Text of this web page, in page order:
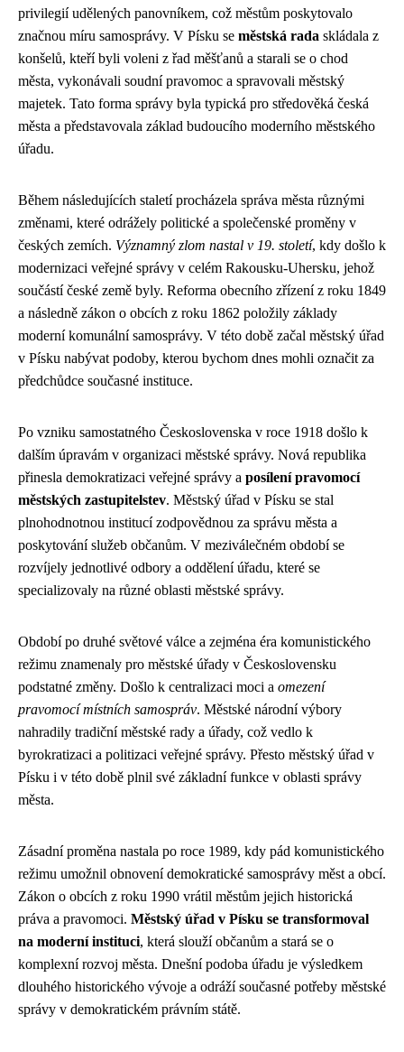
privilegií udělených panovníkem, což městům poskytovalo
značnou míru samosprávy. V Písku se městská rada skládala z
konšelů, kteří byli voleni z řad měšťanů a starali se o chod
města, vykonávali soudní pravomoc a spravovali městský
majetek. Tato forma správy byla typická pro středověká česká
města a představovala základ budoucího moderního městského
úřadu.
Během následujících staletí procházela správa města různými
změnami, které odrážely politické a společenské proměny v
českých zemích. Významný zlom nastal v 19. století, kdy došlo k
modernizaci veřejné správy v celém Rakousku-Uhersku, jehož
součástí české země byly. Reforma obecního zřízení z roku 1849
a následně zákon o obcích z roku 1862 položily základy
moderní komunální samosprávy. V této době začal městský úřad
v Písku nabývat podoby, kterou bychom dnes mohli označit za
předchůdce současné instituce.
Po vzniku samostatného Československa v roce 1918 došlo k
dalším úpravám v organizaci městské správy. Nová republika
přinesla demokratizaci veřejné správy a posílení pravomocí
městských zastupitelstev. Městský úřad v Písku se stal
plnohodnotnou institucí zodpovědnou za správu města a
poskytování služeb občanům. V meziválečném období se
rozvíjely jednotlivé odbory a oddělení úřadu, které se
specializovaly na různé oblasti městské správy.
Období po druhé světové válce a zejména éra komunistického
režimu znamenaly pro městské úřady v Československu
podstatné změny. Došlo k centralizaci moci a omezení
pravomocí místních samospráv. Městské národní výbory
nahradily tradiční městské rady a úřady, což vedlo k
byrokratizaci a politizaci veřejné správy. Přesto městský úřad v
Písku i v této době plnil své základní funkce v oblasti správy
města.
Zásadní proměna nastala po roce 1989, kdy pád komunistického
režimu umožnil obnovení demokratické samosprávy měst a obcí.
Zákon o obcích z roku 1990 vrátil městům jejich historická
práva a pravomoci. Městský úřad v Písku se transformoval
na moderní instituci, která slouží občanům a stará se o
komplexní rozvoj města. Dnešní podoba úřadu je výsledkem
dlouhého historického vývoje a odráží současné potřeby městské
správy v demokratickém právním státě.